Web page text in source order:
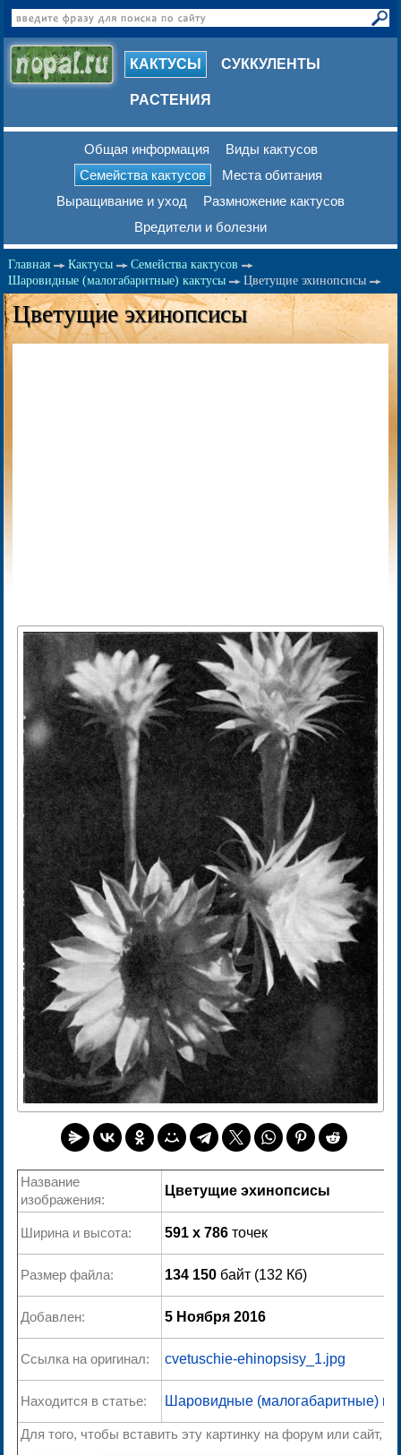
КАКТУСЫ СУККУЛЕНТЫ
РАСТЕНИЯ
Общая информация
Виды кактусов
Семейства кактусов
Места обитания
Выращивание и уход
Размножение кактусов
Вредители и болезни
Главная Кактусы
Семейства кактусов
Шаровидные (малогабаритные) кактусы
Цветущие эхинопсисы
Цветущие эхинопсисы
Название
изображения:
Цветущие эхинопсисы
Ширина и высота: 591 x 786 точек
Размер файла: 134 150 байт (132 Кб)
Добавлен: 5 Ноября 2016
Ссылка на оригинал: cvetuschie-ehinopsisy_1.jpg
Находится в статье: Шаровидные (малогабаритные)
Для того, чтобы вставить эту картинку на форум или сайт,